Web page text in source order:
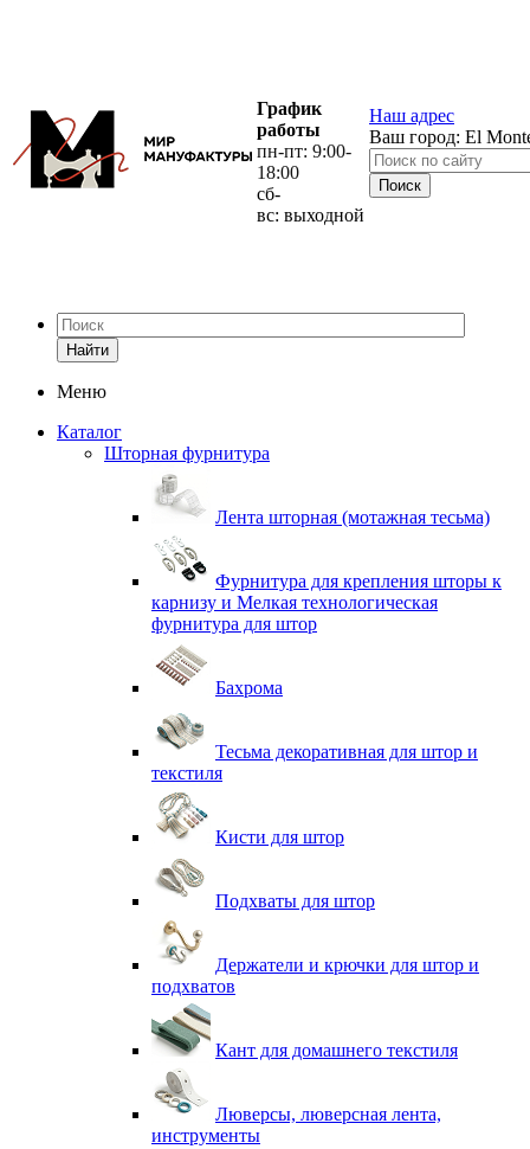
График
работы
пн-пт: 9:00-
18:00
сб-
вс: выходной
Наш адрес
Ваш город: El
Найти
Меню
Каталог
Шторная фурнитура
Лента шторная (мотажная тесьма)
Фурнитура для крепления шторы к
карнизу и Мелкая технологическая
фурнитура для штор
Бахрома
Тесьма декоративная для штор и
текстиля
Кисти для штор
Подхваты для штор
Держатели и крючки для штор и
подхватов
Кант для домашнего текстиля
Люверсы, люверсная лента,
инструменты